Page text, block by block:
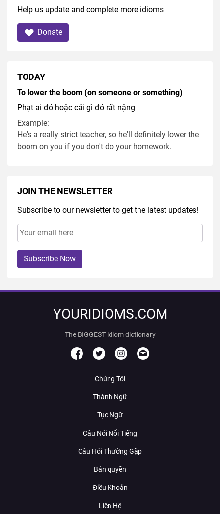
Help us update and complete more idioms
Donate
TODAY
To lower the boom (on someone or something)
Phạt ai đó hoặc cái gì đó rất nặng
Example:
He's a really strict teacher, so he'll definitely lower the
boom on you if you don't do your homework.
JOIN THE NEWSLETTER
Subscribe to our newsletter to get the latest updates!
Subscribe Now
YOURIDIOMS.COM
The BIGGEST idiom dictionary
Chúng Tôi
Thành Ngữ
Tục Ngữ
Câu Nói Nổi Tiếng
Câu Hỏi Thường Gặp
Bản quyền
Điều Khoản
Liên Hệ